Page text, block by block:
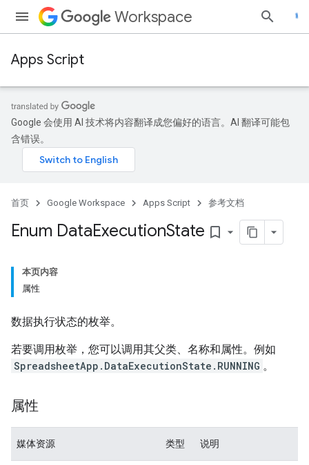
Workspace
Apps Script
Google 会使用 AI 技术将内容翻译成您偏好的语言。AI 翻译可能包
含错误。
首页 Google Workspace Apps Script 参考文档
Enum DataExecutionState bookmark_border
本页内容
属性
数据执行状态的枚举。
若要调用枚举，您可以调用其父类、名称和属性。例如
SpreadsheetApp.DataExecutionState.RUNNING 。
属性
媒体资源 类型 说明